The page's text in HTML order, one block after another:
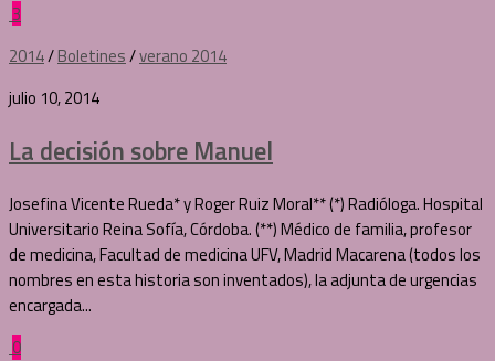
3
2014/Boletines/verano 2014
julio 10, 2014
La decisión sobre Manuel
Josefina Vicente Rueda* y Roger Ruiz Moral** (*) Radióloga. Hospital
Universitario Reina Sofía, Córdoba. (**) Médico de familia, profesor
de medicina, Facultad de medicina UFV, Madrid Macarena (todos los
nombres en esta historia son inventados), la adjunta de urgencias
encargada...
0